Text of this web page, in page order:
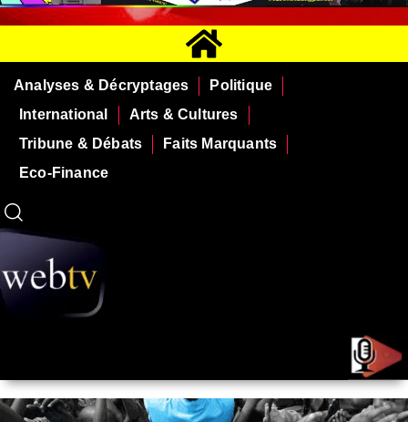
Analyses & Décryptages
Politique
International
Arts & Cultures
Tribune & Débats
Faits Marquants
Eco-Finance